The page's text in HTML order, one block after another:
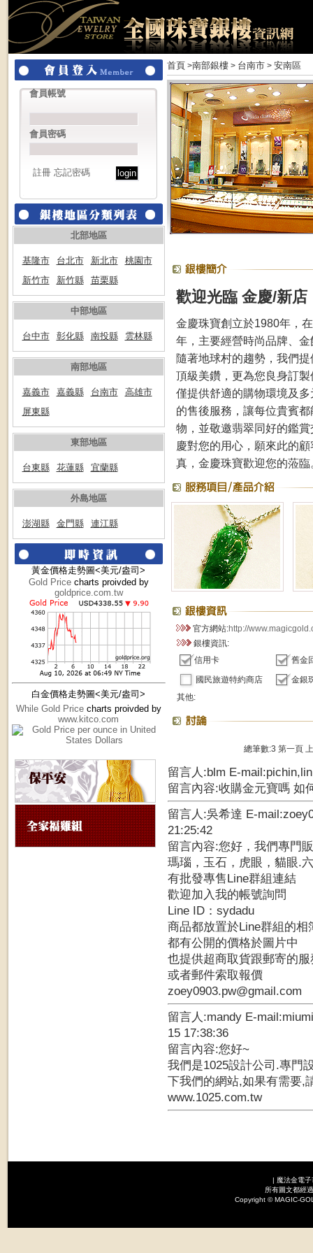
會員帳號
會員密碼
註冊 忘記密碼
北部地區
基隆市 台北市 新北市
桃園市
新竹市
新竹縣 苗栗縣
中部地區
台中市 彰化縣 南投縣 雲林縣
南部地區
嘉義市 嘉義縣 台南市
高雄市
屏東縣
東部地區
台東縣 花蓮縣 宜蘭縣
外島地區
澎湖縣 金門縣 連江縣
黃金價格走勢圖<美元/盎司>
Gold Pricecharts proivded by
goldprice.com.tw
白金價格走勢圖<美元/盎司>
While Gold Pricecharts proivded by
www.kitco.com
首頁 >南部銀樓> 台南市> 安南區
歡迎光臨 金慶/新店
金慶珠寶創立於1980年，
年，主要經營時尚品牌、
隨著地球村的趨勢，我們
頂級美鑽，更為您良身訂
僅提供舒適的購物環境及
的售後服務，讓每位貴賓
物，並敬邀翡翠同好的鑑
慶對您的用心，願來此的
真，金慶珠寶歡迎您的蒞臨
官方網站:http://
銀樓資訊:
信用卡
舊金
國民旅遊特約商店
金銀
其他:
總筆數:3 第一頁
留言人:blm E-
留言內容:收購金元寶嗎 如
留言人:吳希達 E-
21:25:42
留言內容:您好，我們專門
瑪瑙，玉石，虎眼，貓眼.
有批發專售Line群組連結
歡迎加入我的帳號詢問
Line ID：sydadu
商品都放置於Line群組的相
都有公開的價格於圖片中
也提供超商取貨跟郵寄的服
或者郵件索取報價
zoey0903.pw@gmail.com
留言人:mandy E-
15 17:38:36
留言內容:您好~
我們是1025設計公司.專門
下我們的網站,如果有需要,
www.1025.com.tw
| 魔法金電
所有圖文都經
Copyright © MAGIC-